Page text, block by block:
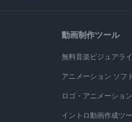
動画制作ツール
無料音楽ビジュアラ
アニメーション ソフト
ロゴ・アニメーション
イントロ動画作成ツ